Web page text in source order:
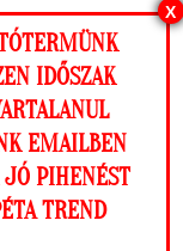
a
MNB engedély
X
IDŐSZAK
EMAILBEN
PIHENÉST
TREND